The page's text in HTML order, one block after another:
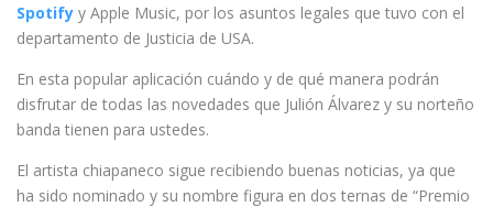
Spotify y Apple Music, por los asuntos legales que tuvo con el
departamento de Justicia de USA.
En esta popular aplicación cuándo y de qué manera podrán
disfrutar de todas las novedades que Julión Álvarez y su norteño
banda tienen para ustedes.
El artista chiapaneco sigue recibiendo buenas noticias, ya que
ha sido nominado y su nombre figura en dos ternas de “Premio